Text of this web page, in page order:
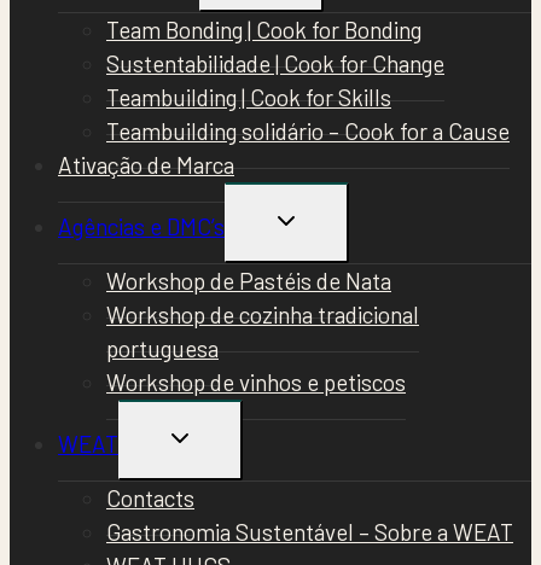
Team Bonding | Cook for Bonding
Sustentabilidade | Cook for Change
Teambuilding | Cook for Skills
Teambuilding solidário – Cook for a Cause
Ativação de Marca
Agências e DMC’s
TOGGLE
Workshop de Pastéis de Nata
Workshop de cozinha tradicional
portuguesa
Workshop de vinhos e petiscos
WEAT
TOGGLE
Contacts
Gastronomia Sustentável – Sobre a WEAT